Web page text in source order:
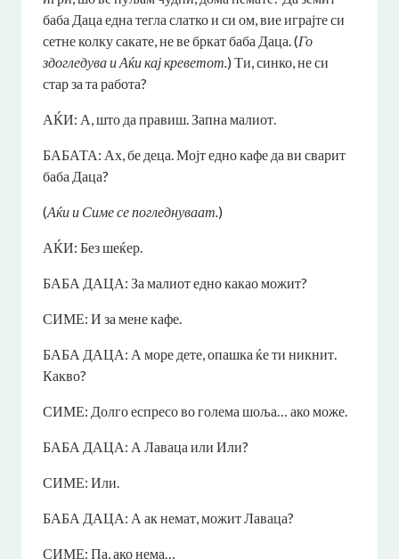
баба Даца една тегла слатко и си ом, вие играјте си
сетне колку сакате, не ве бркат баба Даца. (Го
здогледува и Аќи кај креветот.) Ти, синко, не си
стар за та работа?
АЌИ: А, што да правиш. Запна малиот.
БАБАТА: Ах, бе деца. Мојт едно кафе да ви сварит
баба Даца?
(Аќи и Симе се погледнуваат.)
АЌИ: Без шеќер.
БАБА ДАЦА: За малиот едно какао можит?
СИМЕ: И за мене кафе.
БАБА ДАЦА: А море дете, опашка ќе ти никнит.
Какво?
СИМЕ: Долго еспресо во голема шоља… ако може.
БАБА ДАЦА: А Лаваца или Или?
СИМЕ: Или.
БАБА ДАЦА: А ак немат, можит Лаваца?
СИМЕ: Па, ако нема…